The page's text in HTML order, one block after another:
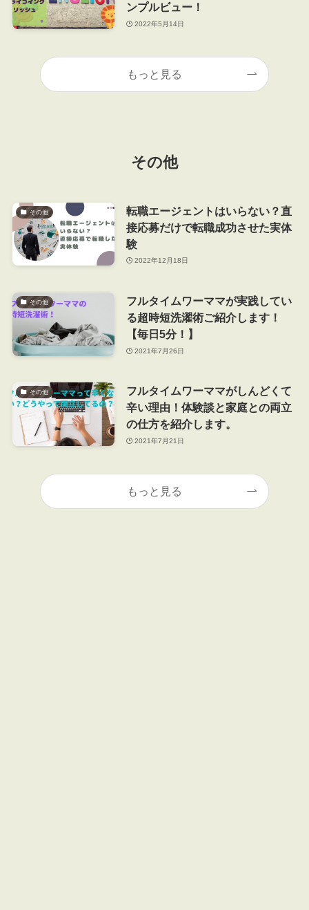
ンプルビュー！
2022年5月14日
もっと見る
その他
その他
転職エージェントはいらない？直
接応募だけで転職成功させた実体
験
2022年12月18日
その他
フルタイムワーママが実践してい
る超時短洗濯術ご紹介します！
【毎日5分！】
2021年7月26日
その他
フルタイムワーママがしんどくて
辛い理由！体験談と家庭との両立
の仕方を紹介します。
2021年7月21日
もっと見る